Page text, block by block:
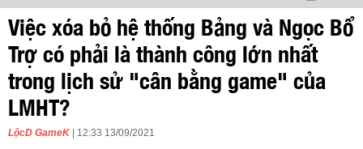
Việc xóa bỏ hệ thống Bảng và Ngọc Bổ
Trợ có phải là thành công lớn nhất
trong lịch sử "cân bằng game" của
LMHT?
LộcD GameK | 12:33 13/09/2021